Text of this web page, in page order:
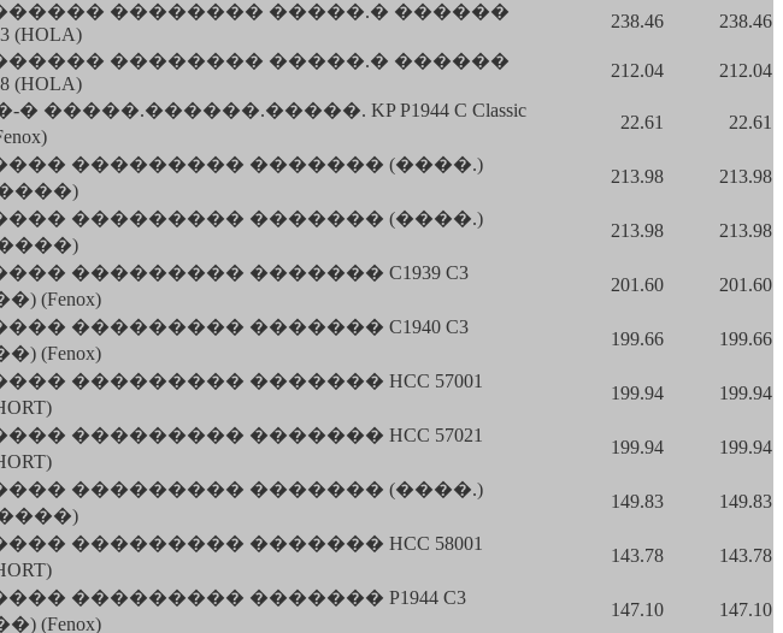
�������� �����.� ������
(HOLA)
238.46 238.46
�������� �����.� ������
(HOLA)
212.04 212.04
� �����.������.�����. KP P1944 C Classic
22.61 22.61
��������� ������� (����.)
213.98 213.98
��������� ������� (����.)
213.98 213.98
��������� ������� C1939 C3
(Fenox)
201.60 201.60
��������� ������� C1940 C3
(Fenox)
199.66 199.66
��������� ������� HCC 57001
199.94 199.94
��������� ������� HCC 57021
199.94 199.94
��������� ������� (����.)
149.83 149.83
��������� ������� HCC 58001
143.78 143.78
��������� ������� P1944 C3
(Fenox)
147.10 147.10